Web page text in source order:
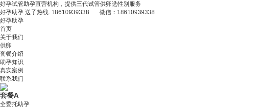
好孕试管助孕直营机构，提供三代试管供卵选性别服务
好孕助孕 送子热线: 18610939338 微信：18610939338
好孕助孕
首页
关于我们
供卵
套餐介绍
助孕知识
真实案例
联系我们
套餐A
全委托助孕